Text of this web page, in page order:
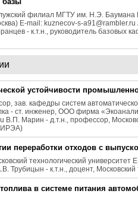
филиал МГТУ им. Н.Э.
E-mail: kuznecov-s-
- к.т.н., руководитель
устойчивости
зав. кафедры систем
- ст. инженер, ООО фирма
В.П. Марин - д.т.н., профессор,
переработки отходов с
технологический
Трубицын - к.т.н., доцент,
в системе питания